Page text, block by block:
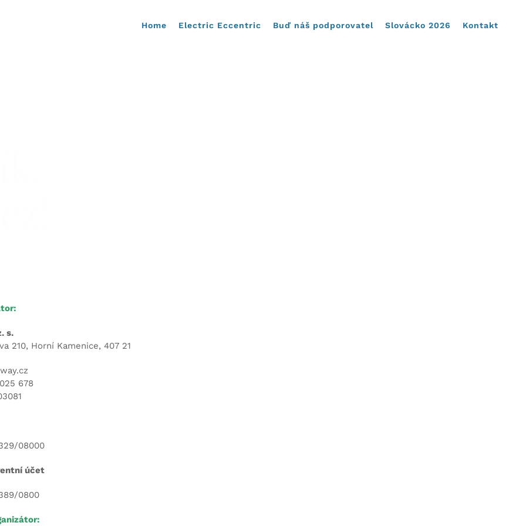
Home Electric Eccentric Buď náš podporovatel Slovácko 2026 Kontakt
s.
210, Horní Kamenice, 407 21
678
08000
účet
0800